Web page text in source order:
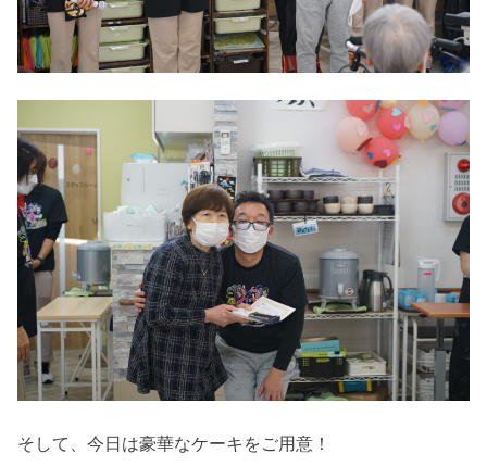
そして、今日は豪華なケーキをご用意！